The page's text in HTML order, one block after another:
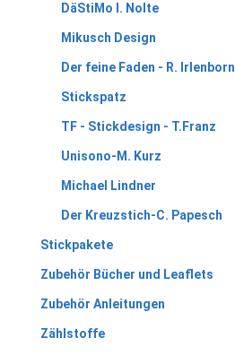
DäStiMo I. Nolte
Mikusch Design
Der feine Faden - R. Irlenborn
Stickspatz
TF - Stickdesign - T.Franz
Unisono-M. Kurz
Michael Lindner
Der Kreuzstich-C. Papesch
Stickpakete
Zubehör Bücher und Leaflets
Zubehör Anleitungen
Zählstoffe